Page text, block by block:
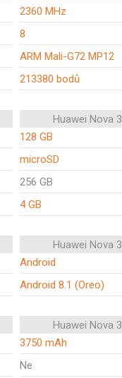
2360 MHz
8
ARM Mali-G72 MP12
213380 bodů
Huawei Nova 3
128 GB
microSD
256 GB
4 GB
Huawei Nova 3
Android
Android 8.1 (Oreo)
Huawei Nova 3
3750 mAh
Ne